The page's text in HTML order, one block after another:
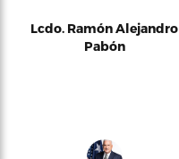
Lcdo. Ramón Alejandro
Pabón